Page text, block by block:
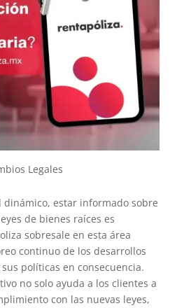
Legales
dinámico, estar informado sobre
de bienes raíces es
sobresale en esta área
continuo de los desarrollos
políticas en consecuencia.
no solo ayuda a los clientes a
con las nuevas leyes,